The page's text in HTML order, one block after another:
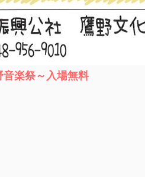
音楽祭～入場無料